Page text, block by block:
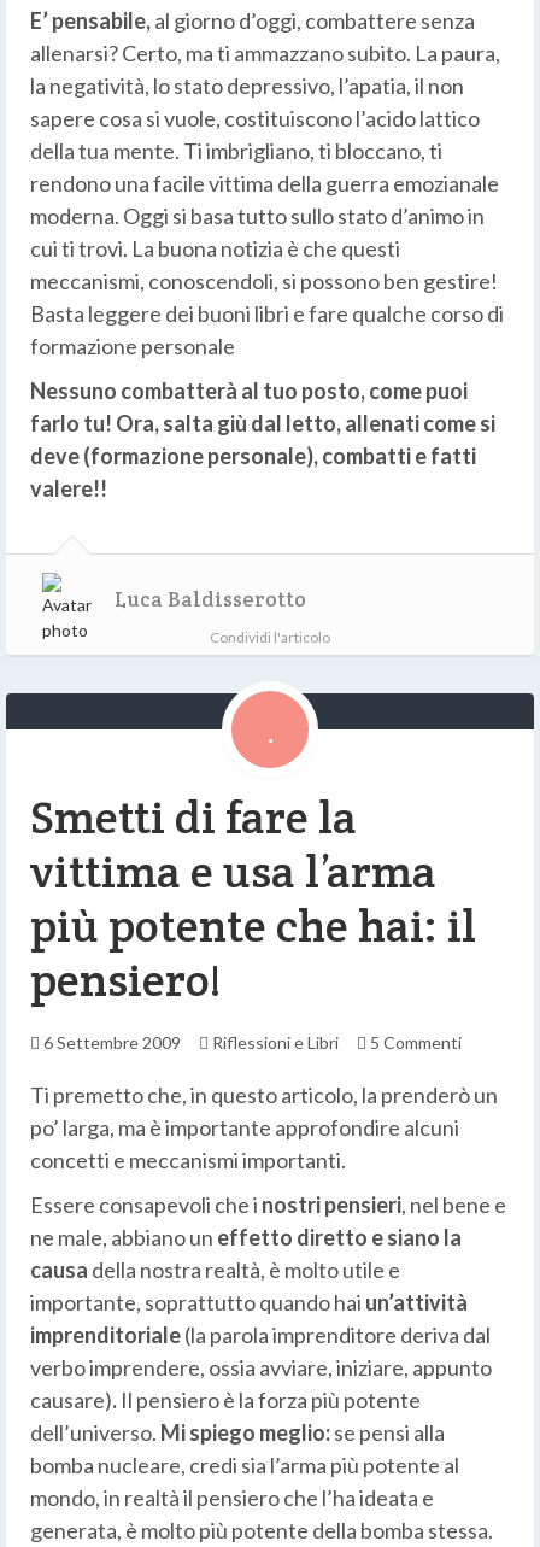
E’ pensabile,al giorno d’oggi, combattere senza
allenarsi? Certo, ma ti ammazzano subito. La paura,
la negatività, lo stato depressivo, l’apatia, il non
sapere cosa si vuole, costituiscono l’acido lattico
della tua mente. Ti imbrigliano, ti bloccano, ti
rendono una facile vittima della guerra emozianale
moderna. Oggi si basa tutto sullo stato d’animo in
cui ti trovi. La buona notizia è che questi
meccanismi, conoscendoli, si possono ben gestire!
Basta leggere dei buoni libri e fare qualche corso di
formazione personale
Nessuno combatterà al tuo posto, come puoi
farlo tu! Ora, salta giù dal letto, allenati come si
deve (formazione personale), combatti e fatti
valere!!
Luca Baldisserotto
Condividi l'articolo
Smetti di fare la
vittima e usa l’arma
più potente che hai: il
pensiero!
6 Settembre 2009 Riflessioni e Libri 5 Commenti
Ti premetto che, in questo articolo, la prenderò un
po’ larga, ma è importante approfondire alcuni
concetti e meccanismi importanti.
Essere consapevoli che i nostri pensieri, nel bene e
ne male, abbiano un effetto diretto e siano la
causa della nostra realtà, è molto utile e
importante, soprattutto quando hai un’attività
imprenditoriale(la parola imprenditore deriva dal
verbo imprendere, ossia avviare, iniziare, appunto
causare). Il pensiero è la forza più potente
dell’universo. Mi spiego meglio:se pensi alla
bomba nucleare, credi sia l’arma più potente al
mondo, in realtà il pensiero che l’ha ideata e
generata, è molto più potente della bomba stessa.